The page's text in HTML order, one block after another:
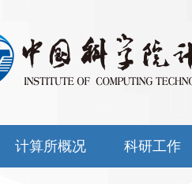
计算所概况 科研工作